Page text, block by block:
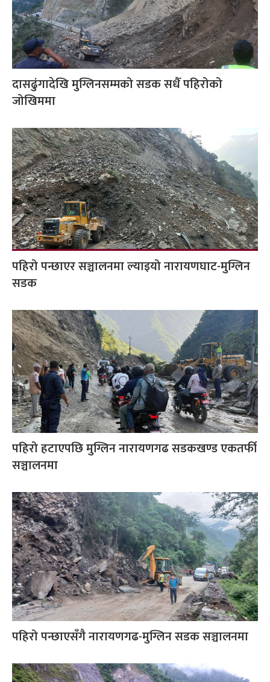
दासढुंगादेखि मुग्लिनसम्मको सडक सधैँ पहिरोको
जोखिममा
पहिरो पन्छाएर सञ्चालनमा ल्याइयो नारायणघाट-मुग्लिन
सडक
पहिरो हटाएपछि मुग्लिन नारायणगढ सडकखण्ड एकतर्फी
सञ्चालनमा
पहिरो पन्छाएसँगै नारायणगढ-मुग्लिन सडक सञ्चालनमा